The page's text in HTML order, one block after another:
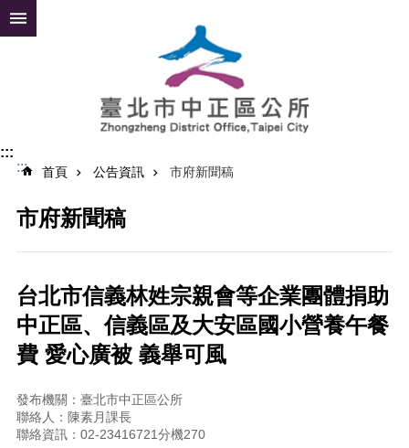
跳到主要內容區塊
公
資
訊
民
服
務
認
中
正
:::
:::
首頁 公告資訊 市府新聞稿
市府新聞稿
台北市信義林姓宗親會等企業團體捐助
中正區、信義區及大安區國小營養午餐
費 愛心廣被 義舉可風
發布機關：臺北市中正區公所
聯絡人：陳素月課長
聯絡資訊：02-23416721分機270